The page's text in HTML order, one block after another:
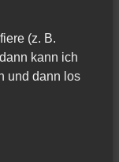
(z. B.
kann ich
und dann los